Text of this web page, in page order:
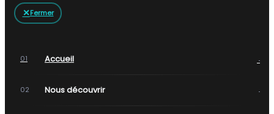
✕Fermer
01 Accueil →
02 Nous découvrir →